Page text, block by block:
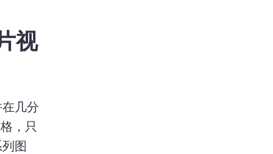
视
几分
，只
图